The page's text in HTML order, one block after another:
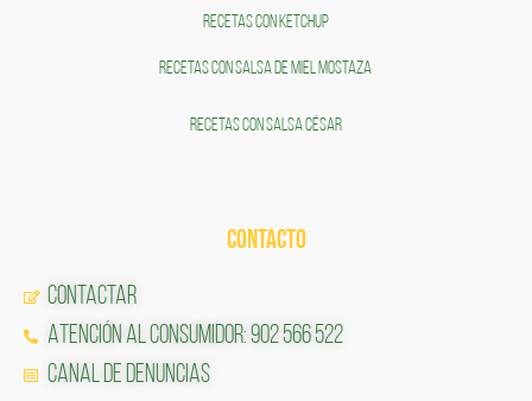
RECETAS CON KETCHUP
RECETAS CON SALSA DE MIEL MOSTAZA
RECETAS CON SALSA CÉSAR
CONTACTO
Contactar
Atención al Consumidor: 902 566 522
Canal de Denuncias